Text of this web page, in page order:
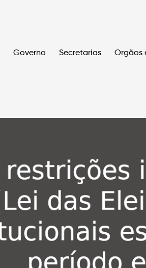
Governo Secretarias Orgãos